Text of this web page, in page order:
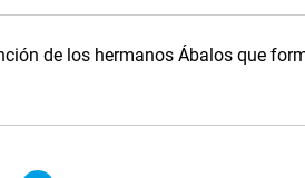
de los hermanos Ábalos que